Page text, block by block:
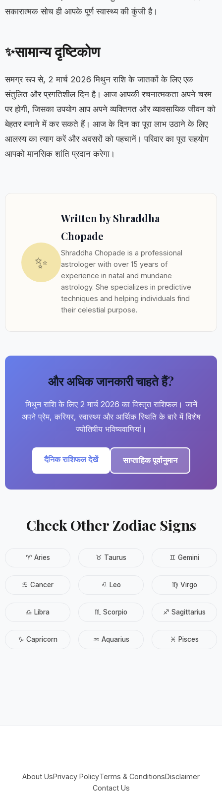
सकारात्मक सोच ही आपके पूर्ण स्वास्थ्य की कुंजी है।
✨सामान्य दृष्टिकोण
समग्र रूप से, 2 मार्च 2026 मिथुन राशि के जातकों के लिए एक
संतुलित और प्रगतिशील दिन है। आज आपकी रचनात्मकता अपने चरम
पर होगी, जिसका उपयोग आप अपने व्यक्तिगत और व्यावसायिक जीवन को
बेहतर बनाने में कर सकते हैं। आज के दिन का पूरा लाभ उठाने के लिए
आलस्य का त्याग करें और अवसरों को पहचानें। परिवार का पूरा सहयोग
आपको मानसिक शांति प्रदान करेगा।
✨
Written by Shraddha
Chopade
Shraddha Chopade is a professional
astrologer with over 15 years of
experience in natal and mundane
astrology. She specializes in predictive
techniques and helping individuals find
their celestial purpose.
और अधिक जानकारी चाहते हैं?
मिथुन राशि के लिए 2 मार्च 2026 का विस्तृत राशिफल। जानें
अपने प्रेम, करियर, स्वास्थ्य और आर्थिक स्थिति के बारे में विशेष
ज्योतिषीय भविष्यवाणियां।
दैनिक राशिफल देखें साप्ताहिक पूर्वानुमान
Check Other Zodiac Signs
♈ Aries ♉ Taurus ♊ Gemini
♋ Cancer ♌ Leo ♍ Virgo
♎ Libra ♏ Scorpio ♐ Sagittarius
♑ Capricorn ♒ Aquarius ♓ Pisces
About UsPrivacy PolicyTerms & ConditionsDisclaimer
Contact Us